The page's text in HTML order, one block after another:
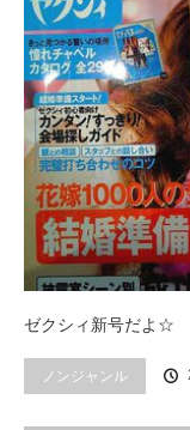
ゼクシィ新号だよ☆
ノンジャンル